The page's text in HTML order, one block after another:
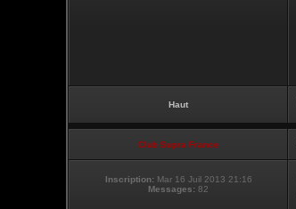
Haut
Club Supra France
Inscription: Mar 16 Juil 2013 21:16
Messages: 82